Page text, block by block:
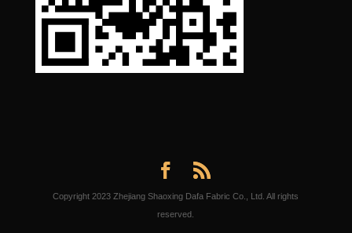
Copyright 2023 Zhejiang Shaoxing Dafa Fabric Co., Ltd. All rights
reserved.